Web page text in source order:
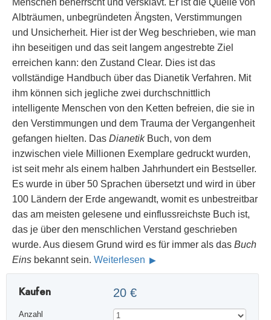
Menschen beherrscht und versklavt. Er ist die Quelle von
Albträumen, unbegründeten Ängsten, Verstimmungen
und Unsicherheit. Hier ist der Weg beschrieben, wie man
ihn beseitigen und das seit langem angestrebte Ziel
erreichen kann: den Zustand Clear. Dies ist das
vollständige Handbuch über das Dianetik Verfahren. Mit
ihm können sich jegliche zwei durchschnittlich
intelligente Menschen von den Ketten befreien, die sie in
den Verstimmungen und dem Trauma der Vergangenheit
gefangen hielten. Das DianetikBuch, von dem
inzwischen viele Millionen Exemplare gedruckt wurden,
ist seit mehr als einem halben Jahrhundert ein Bestseller.
Es wurde in über 50 Sprachen übersetzt und wird in über
100 Ländern der Erde angewandt, womit es unbestreitbar
das am meisten gelesene und einflussreichste Buch ist,
das je über den menschlichen Verstand geschrieben
wurde. Aus diesem Grund wird es für immer als das Buch
Eins bekannt sein. Weiterlesen
Kaufen 20 €
Anzahl